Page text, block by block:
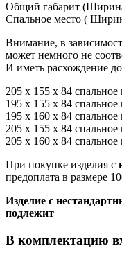
Общий габарит
Спальное место (
Внимание, в
может немного не
И иметь расхождение до
205 x 155 x 84 спальное
195 x 155 x 84 спальное
195 x 160 x 84 спальное
205 x 155 x 84 спальное
205 x 160 x 84 спальное
При покупке изделия с
предоплата в размере
Изделие с
подлежит
В комплектацию